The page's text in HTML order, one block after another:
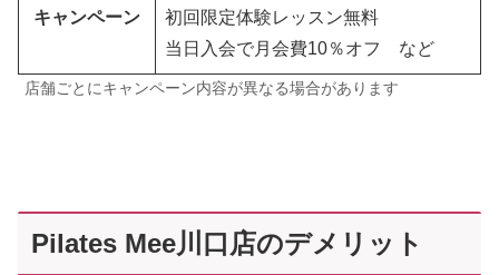
キャンペーン
初回限定体験レッスン無料
当日入会で月会費10％オフ など
店舗ごとにキャンペーン内容が異なる場合があります
Pilates Mee川口店のデメリット